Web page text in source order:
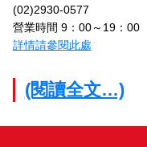
(02)2930-0577
營業時間 9：00～19：00
詳情請參閱此處
(閱讀全文…)